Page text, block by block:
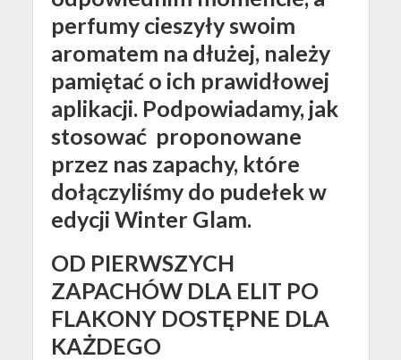
perfumy cieszyły swoim
aromatem na dłużej, należy
pamiętać o ich prawidłowej
aplikacji. Podpowiadamy, jak
stosować proponowane
przez nas zapachy, które
dołączyliśmy do pudełek w
edycji Winter Glam.
OD PIERWSZYCH
ZAPACHÓW DLA ELIT PO
FLAKONY DOSTĘPNE DLA
KAŻDEGO